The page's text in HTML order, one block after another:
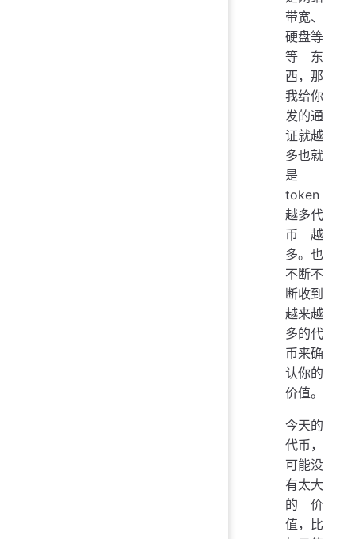
带宽、
硬盘等
等东
西，那
我给你
发的通
证就越
多也就
是
token
越多代
币越
多。也
不断不
断收到
越来越
多的代
币来确
认你的
价值。
今天的
代币，
可能没
有太大
的价
值，比